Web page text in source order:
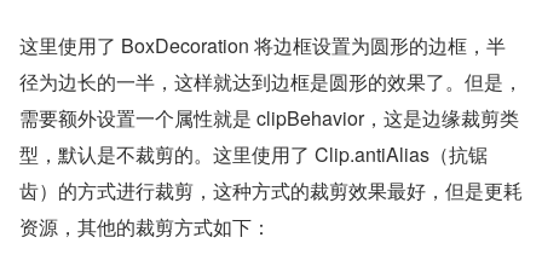
这里使用了 BoxDecoration 将边框设置为圆形的边框，半
径为边长的一半，这样就达到边框是圆形的效果了。但是，
需要额外设置一个属性就是 clipBehavior，这是边缘裁剪类
型，默认是不裁剪的。这里使用了 Clip.antiAlias（抗锯
齿）的方式进行裁剪，这种方式的裁剪效果最好，但是更耗
资源，其他的裁剪方式如下：